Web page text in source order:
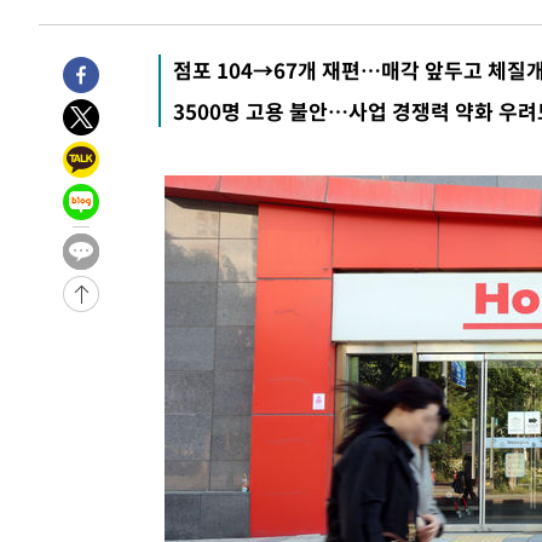
점포 104→67개 재편…매각 앞두고 체질
3500명 고용 불안…사업 경쟁력 약화 우려